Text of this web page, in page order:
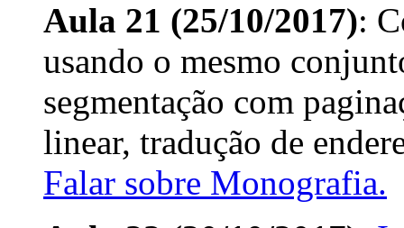
Aula 21 (25/10/2017):
usando o mesmo
segmentação com
linear, tradução de
Falar sobre Monografia.